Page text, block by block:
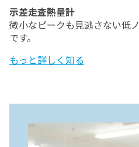
示差走査熱量計
微小なピークも見逃さない低
です。
もっと詳しく知る